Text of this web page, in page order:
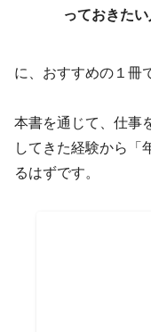
っておきたい
に、おすすめの１冊
本書を通じて、仕事
してきた経験から「
るはずです。